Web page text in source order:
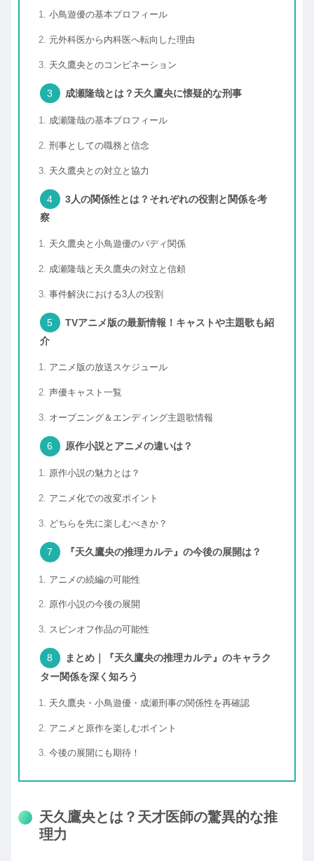
小鳥遊優の基本プロフィール
元外科医から内科医へ転向した理由
天久鷹央とのコンビネーション
成瀬隆哉とは？天久鷹央に懐疑的な刑事
成瀬隆哉の基本プロフィール
刑事としての職務と信念
天久鷹央との対立と協力
3人の関係性とは？それぞれの役割と関係を考
察
天久鷹央と小鳥遊優のバディ関係
成瀬隆哉と天久鷹央の対立と信頼
事件解決における3人の役割
TVアニメ版の最新情報！キャストや主題歌も紹
介
アニメ版の放送スケジュール
声優キャスト一覧
オープニング＆エンディング主題歌情報
原作小説とアニメの違いは？
原作小説の魅力とは？
アニメ化での改変ポイント
どちらを先に楽しむべきか？
『天久鷹央の推理カルテ』の今後の展開は？
アニメの続編の可能性
原作小説の今後の展開
スピンオフ作品の可能性
まとめ｜『天久鷹央の推理カルテ』のキャラク
ター関係を深く知ろう
天久鷹央・小鳥遊優・成瀬刑事の関係性を再確認
アニメと原作を楽しむポイント
今後の展開にも期待！
天久鷹央とは？天才医師の驚異的な推
理力